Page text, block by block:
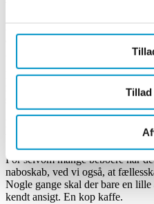
Tillad
En af de ting, vi gerne vil
at drikke kaffe med sine naboer.
gerne give endnu flere mulighed
En beboer fortalte, at hun blev
inviterede hende på kaffe første
til, at flere beboere mødes
For selvom mange beboere har
naboskab, ved vi også, at
Nogle gange skal der bare en
kendt ansigt. En kop kaffe.